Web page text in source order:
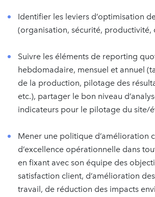
Identifier les leviers d’optimisation
(organisation, sécurité, productivité,
Suivre les éléments de reporting
hebdomadaire, mensuel et annuel
de la production, pilotage des
etc.), partager le bon niveau
indicateurs pour le pilotage du site/
Mener une politique d’amélioration
d’excellence opérationnelle dans
en fixant avec son équipe des
satisfaction client, d’amélioration
travail, de réduction des impacts